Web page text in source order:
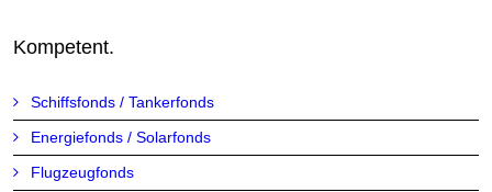
Kompetent.
Schiffsfonds / Tankerfonds
Energiefonds / Solarfonds
Flugzeugfonds